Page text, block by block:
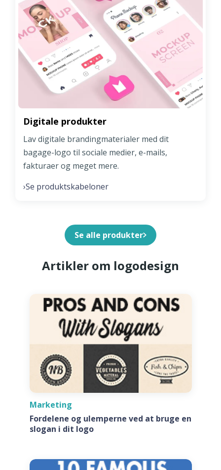
Digitale produkter
Lav digitale brandingmaterialer med dit
bagage-logo til sociale medier, e-mails,
fakturaer og meget mere.
›Se produktskabeloner
Se alle produkter
Artikler om logodesign
Marketing
Fordelene og ulemperne ved at bruge en
slogan i dit logo